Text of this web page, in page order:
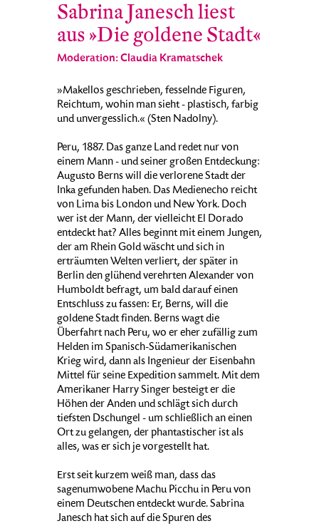
Sabrina Janesch liest
aus »Die goldene Stadt«
Moderation: Claudia Kramatschek
»Makellos geschrieben, fesselnde Figuren,
Reichtum, wohin man sieht - plastisch, farbig
und unvergesslich.« (Sten Nadolny).
Peru, 1887. Das ganze Land redet nur von
einem Mann - und seiner großen Entdeckung:
Augusto Berns will die verlorene Stadt der
Inka gefunden haben. Das Medienecho reicht
von Lima bis London und New York. Doch
wer ist der Mann, der vielleicht El Dorado
entdeckt hat? Alles beginnt mit einem Jungen,
der am Rhein Gold wäscht und sich in
erträumten Welten verliert, der später in
Berlin den glühend verehrten Alexander von
Humboldt befragt, um bald darauf einen
Entschluss zu fassen: Er, Berns, will die
goldene Stadt finden. Berns wagt die
Überfahrt nach Peru, wo er eher zufällig zum
Helden im Spanisch-Südamerikanischen
Krieg wird, dann als Ingenieur der Eisenbahn
Mittel für seine Expedition sammelt. Mit dem
Amerikaner Harry Singer besteigt er die
Höhen der Anden und schlägt sich durch
tiefsten Dschungel - um schließlich an einen
Ort zu gelangen, der phantastischer ist als
alles, was er sich je vorgestellt hat.
Erst seit kurzem weiß man, dass das
sagenumwobene Machu Picchu in Peru von
einem Deutschen entdeckt wurde. Sabrina
Janesch hat sich auf die Spuren des